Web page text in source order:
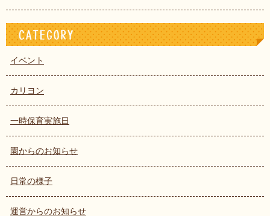
イベント
カリヨン
一時保育実施日
園からのお知らせ
日常の様子
運営からのお知らせ